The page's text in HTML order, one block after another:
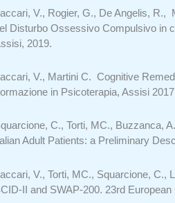
V., Rogier, G., De Angelis, R.,
Disturbo Ossessivo Compulsivo in
2019.
V., Martini C. Cognitive
in Psicoterapia, Assisi
C., Torti, MC., Buzzanca,
Adult Patients: a Preliminary
V., Torti, MC., Squarcione, C.,
II and SWAP-200. 23rd